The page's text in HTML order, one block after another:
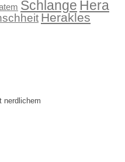
Schlange Hera
Herakles
nerdlichem